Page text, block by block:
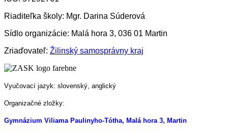
Riaditeľka školy: Mgr. Darina Súderová
Sídlo organizácie: Malá hora 3, 036 01 Martin
Zriaďovateľ: Žilinský samosprávny kraj
Vyučovací jazyk: slovenský, anglický
Organizačné zložky:
Gymnázium Viliama Paulinyho-Tótha, Malá hora 3, Martin